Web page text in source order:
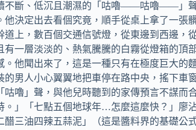
不斷、低沉且潮濕的「咕嚕——咕嚕——」
決定出去看個究竟，順手從桌上拿了一張
上，數百個交通信號燈，從東邊到西邊，
一層淡淡的、熱氣騰騰的白霧從燈箱的
他聞出來了，這是一種只有在極度巨大的
男人小心翼翼地把車停在路中央，搖下車
嚕」聲，與他兒時聽到的家傳預言不謀而
」「七點五個地球年…怎麼這麼快？」廖
三油四辣五蒜泥」（這是醬料界的基礎公